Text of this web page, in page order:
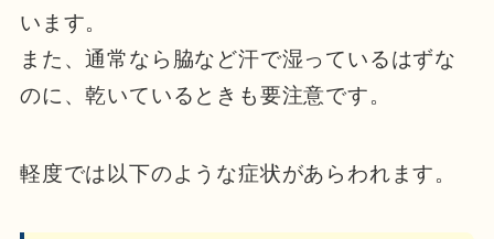
います。
また、通常なら脇など汗で湿っているはずな
のに、乾いているときも要注意です。
軽度では以下のような症状があらわれます。